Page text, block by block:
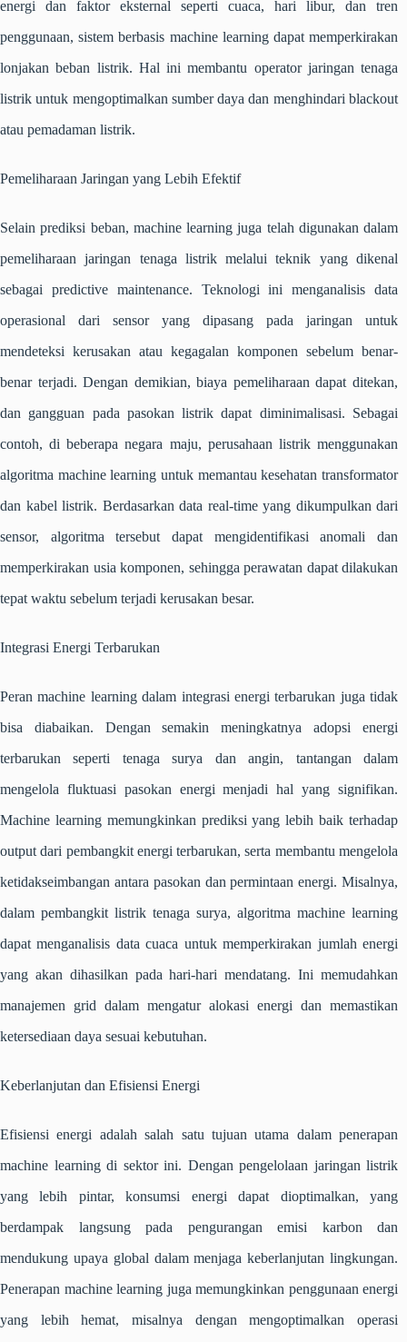
energi dan faktor eksternal seperti cuaca, hari libur, dan tren
penggunaan, sistem berbasis machine learningdapat memperkirakan
lonjakan beban listrik. Hal ini membantu operator jaringan tenaga
listrik untuk mengoptimalkan sumber daya dan menghindari blackout
atau pemadaman listrik.
Pemeliharaan Jaringan yang Lebih Efektif
Selain prediksi beban, machine learning juga telah digunakan dalam
pemeliharaan jaringan tenaga listrik melalui teknik yang dikenal
sebagai predictive maintenance. Teknologi ini menganalisis data
operasional dari sensor yang dipasang pada jaringan untuk
mendeteksi kerusakan atau kegagalan komponen sebelum benar-
benar terjadi. Dengan demikian, biaya pemeliharaan dapat ditekan,
dan gangguan pada pasokan listrik dapat diminimalisasi. Sebagai
contoh, di beberapa negara maju, perusahaan listrik menggunakan
algoritma machine learning untuk memantau kesehatan transformator
dan kabel listrik. Berdasarkan data real-time yang dikumpulkan dari
sensor, algoritma tersebut dapat mengidentifikasi anomali dan
memperkirakan usia komponen, sehingga perawatan dapat dilakukan
tepat waktu sebelum terjadi kerusakan besar.
Integrasi Energi Terbarukan
Peranmachine learningdalam integrasi energi terbarukan juga tidak
bisa diabaikan. Dengan semakin meningkatnya adopsi energi
terbarukan seperti tenaga surya dan angin, tantangan dalam
mengelola fluktuasi pasokan energi menjadi hal yang signifikan.
Machine learningmemungkinkan prediksi yang lebih baik terhadap
output dari pembangkit energi terbarukan, serta membantu mengelola
ketidakseimbangan antara pasokan dan permintaan energi. Misalnya,
dalam pembangkit listrik tenaga surya, algoritma machine learning
dapat menganalisis data cuaca untuk memperkirakan jumlah energi
yang akan dihasilkan pada hari-hari mendatang. Ini memudahkan
manajemen grid dalam mengatur alokasi energi dan memastikan
ketersediaan daya sesuai kebutuhan.
Keberlanjutan dan Efisiensi Energi
Efisiensi energi adalah salah satu tujuan utama dalam penerapan
machine learningdi sektor ini. Dengan pengelolaan jaringan listrik
yang lebih pintar, konsumsi energi dapat dioptimalkan, yang
berdampak langsung pada pengurangan emisi karbon dan
mendukung upaya global dalam menjaga keberlanjutan lingkungan.
Penerapan machine learning juga memungkinkan penggunaan energi
yang lebih hemat, misalnya dengan mengoptimalkan operasi